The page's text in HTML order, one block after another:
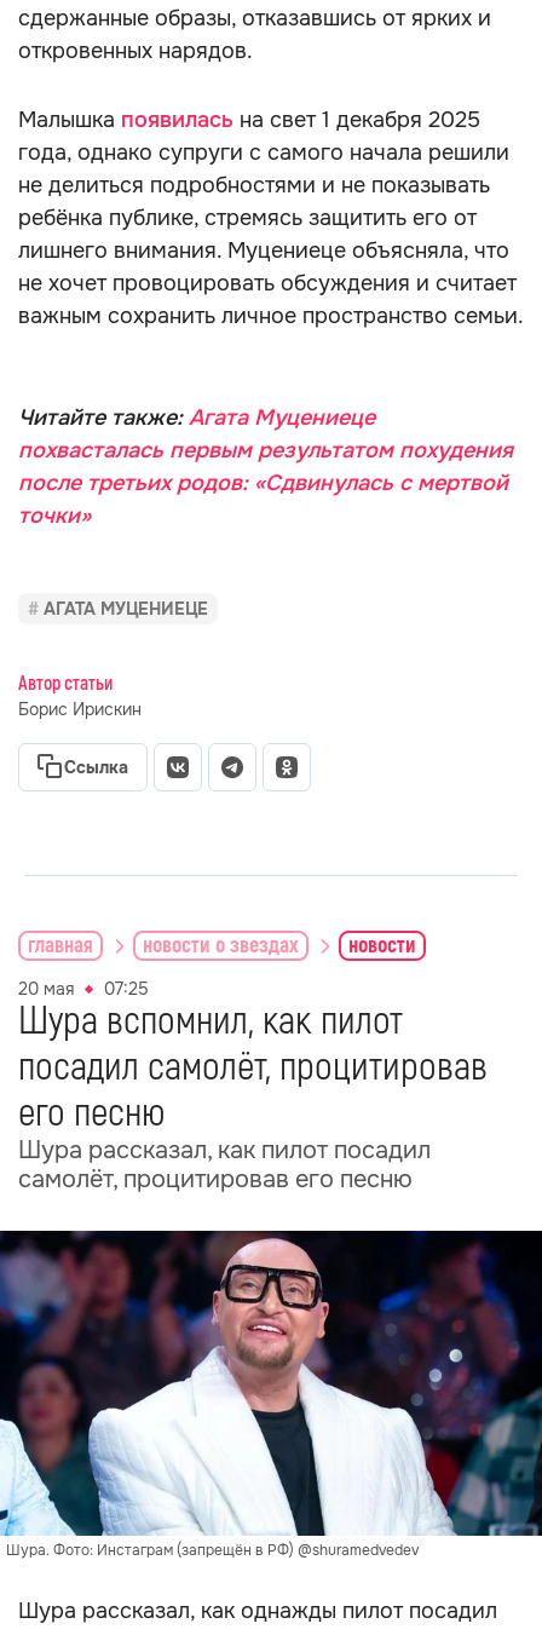
сдержанные образы, отказавшись от ярких и
откровенных нарядов.
Малышка появилась на свет 1 декабря 2025
года, однако супруги с самого начала решили
не делиться подробностями и не показывать
ребёнка публике, стремясь защитить его от
лишнего внимания. Муцениеце объясняла, что
не хочет провоцировать обсуждения и считает
важным сохранить личное пространство семьи.
Читайте также:Агата Муцениеце
похвасталась первым результатом похудения
после третьих родов: «Сдвинулась с мертвой
точки»
АГАТА МУЦЕНИЕЦЕ
Автор статьи
Борис Ирискин
Ссылка
главная новости о звездах новости
20 мая 07:25
Шура вспомнил, как пилот
посадил самолёт, процитировав
его песню
Шура рассказал, как пилот посадил
самолёт, процитировав его песню
Шура. Фото: Инстаграм (запрещён в РФ) @shuramedvedev
Шура рассказал, как однажды пилот посадил